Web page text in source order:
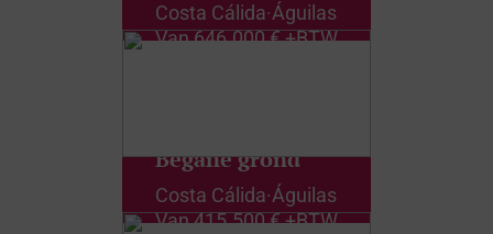
Costa Cálida·Águilas
Van646.000 € +BTW
Begane grond
Costa Cálida·Águilas
Van415.500 € +BTW